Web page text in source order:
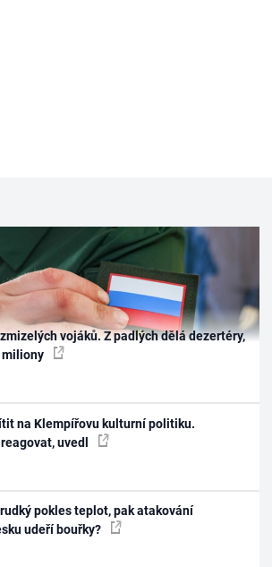
vojáků. Z padlých dělá dezertéry,
miliony
na Klempířovu kulturní politiku.
uvedl
pokles teplot, pak atakování
udeří bouřky?